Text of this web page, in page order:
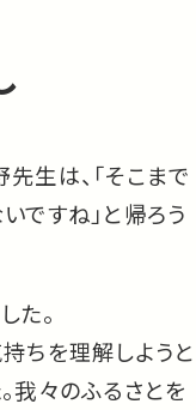
生は、「そこまで
ですね」と帰ろう
た。
ちを理解しようと
我々のふるさとを